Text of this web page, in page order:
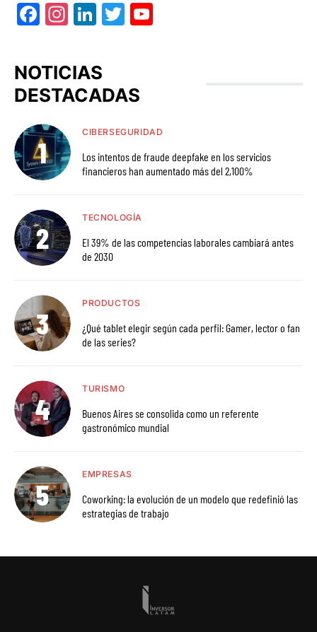
Facebook
Instagram
LinkedIn
Twitter
NOTICIAS
DESTACADAS
CIBERSEGURIDAD
Los intentos de fraude deepfake en los servicios
financieros han aumentado más del 2,100%
TECNOLOGÍA
El 39% de las competencias laborales cambiará antes
de 2030
PRODUCTOS
¿Qué tablet elegir según cada perfil: Gamer, lector o fan
de las series?
TURISMO
Buenos Aires se consolida como un referente
gastronómico mundial
EMPRESAS
Coworking: la evolución de un modelo que redefinió las
estrategias de trabajo